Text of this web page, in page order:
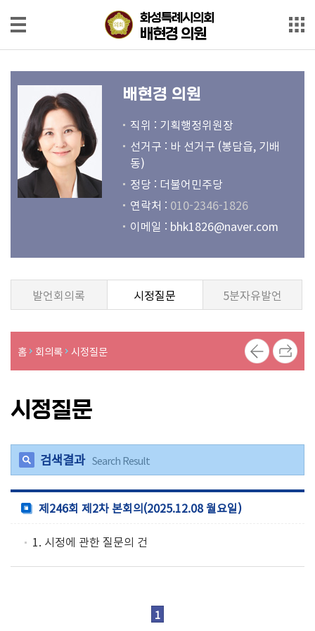
본문으로 바로가기
메인메뉴 바로가기
화성특례시의회
배현경 의원
의
원
개
회
의
영
발
안
정
활
동
사
진
화성특례시의회
배현경 의원
배현경 의원
직위 : 기획행정위원장
선거구 : 바 선거구 (봉담읍, 기배
동)
정당 : 더불어민주당
연락처 : 010-2346-1826
이메일 : bhk1826@naver.com
발언회의록 시정질문 5분자유발언
홈 회의록 시정질문
시정질문
검색결과 Search Result
제246회 제2차 본회의(2025.12.08 월요일)
1. 시정에 관한 질문의 건
1